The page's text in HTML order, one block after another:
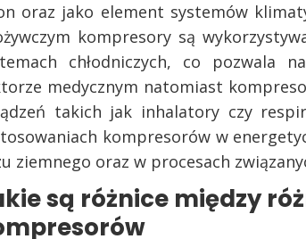
oraz jako element systemów
kompresory są
chłodniczych, co pozwala
medycznym natomiast
takich jak inhalatory czy
kompresorów w
ziemnego oraz w procesach
są różnice między